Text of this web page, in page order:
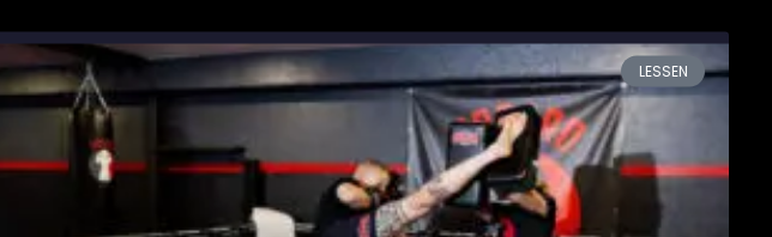
LESSEN